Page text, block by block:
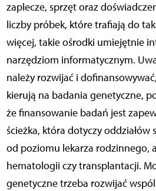
zaplecze, sprzęt oraz
liczby próbek, które trafiają do
więcej, takie ośrodki umiejętnie
narzędziom informatycznym.
należy rozwijać i
kierują na badania genetyczne,
że finansowanie badań jest
ścieżka, która dotyczy oddziałów
od poziomu lekarza rodzinnego,
hematologii czy transplantacji.
genetyczne trzeba rozwijać